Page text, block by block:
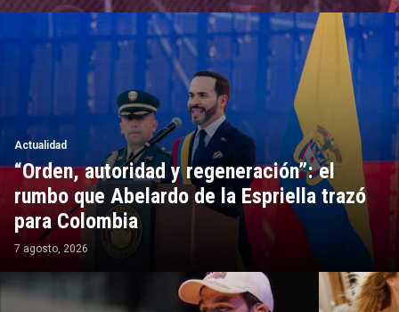
Actualidad
“Orden, autoridad y regeneración”: el
rumbo que Abelardo de la Espriella trazó
para Colombia
7 agosto, 2026